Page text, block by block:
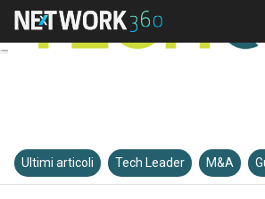
Ultimi articoli Tech Leader M&A